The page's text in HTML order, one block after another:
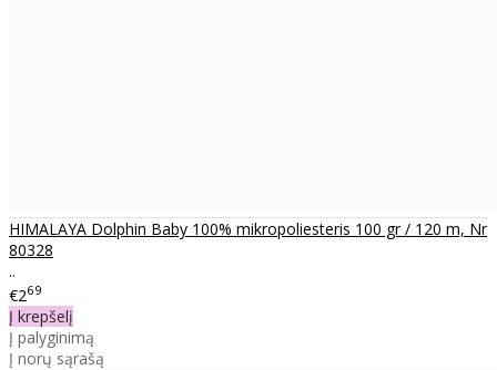
HIMALAYA Dolphin Baby 100% mikropoliesteris 100 gr / 120 m, Nr
80328
..
€269
Į krepšelį
Į palyginimą
Į norų sąrašą